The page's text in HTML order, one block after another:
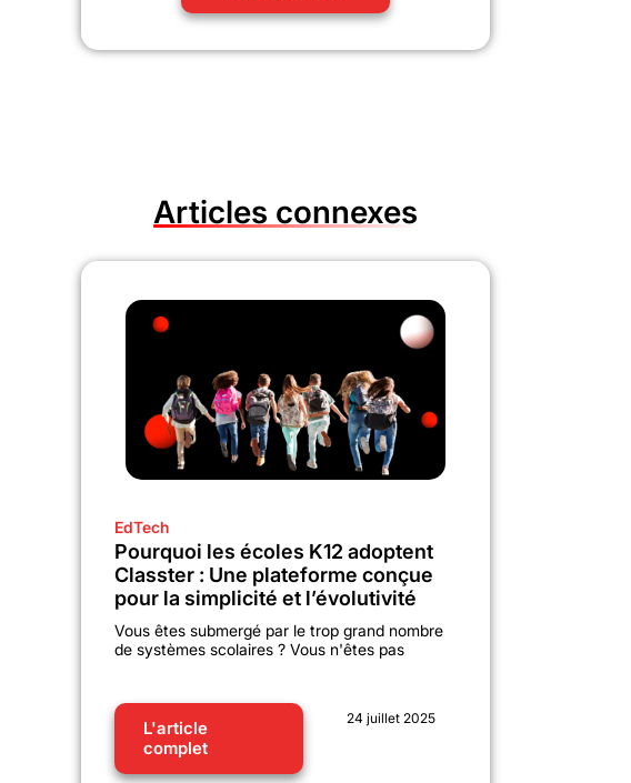
Articles connexes
EdTech
Pourquoi les écoles K12 adoptent
Classter : Une plateforme conçue
pour la simplicité et l’évolutivité
Vous êtes submergé par le trop grand nombre
de systèmes scolaires ? Vous n'êtes pas
L'article
complet
24 juillet 2025